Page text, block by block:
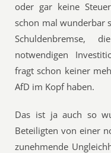
oder gar keine
schon mal wunderbar
Schuldenbremse,
notwendigen
fragt schon keiner
AfD im Kopf haben.
Das ist ja auch so
Beteiligten von einer
zunehmende